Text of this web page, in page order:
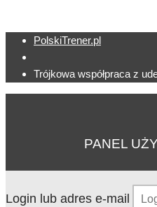
PolskiTrener.pl
Trójkowa współpraca z
PANEL
Login lub adres e-mail